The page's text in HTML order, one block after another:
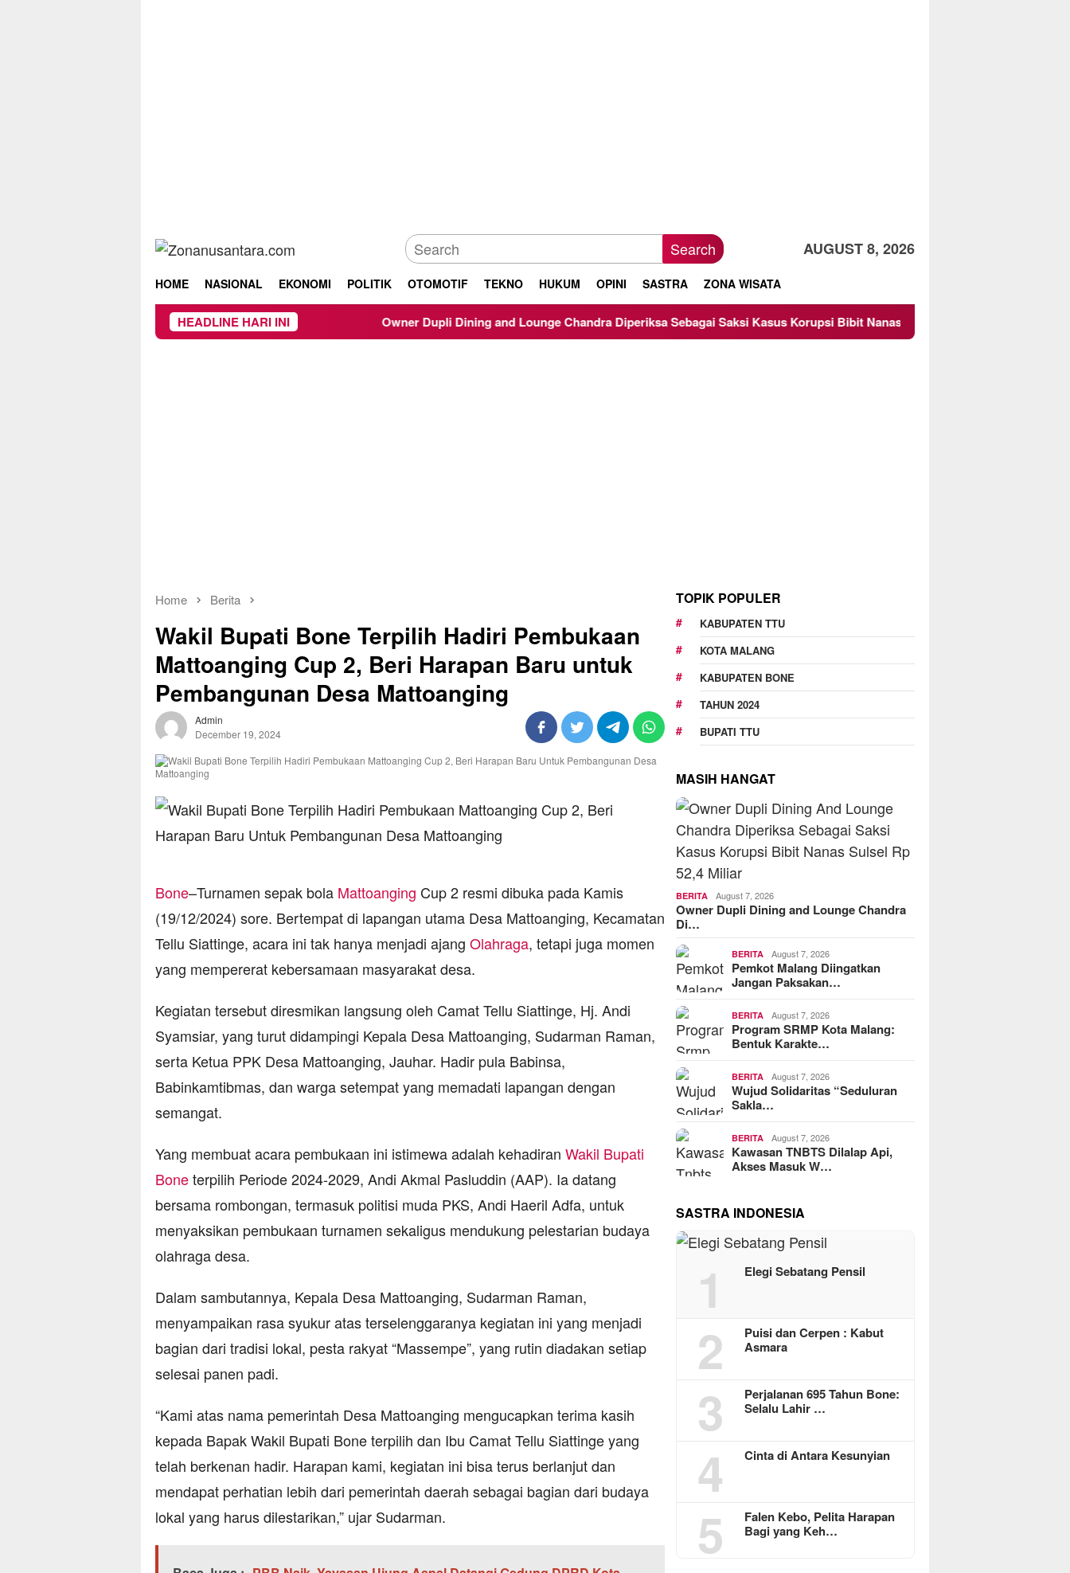
Search AUGUST 8, 2026
HOME NASIONAL EKONOMI POLITIK OTOMOTIF TEKNO HUKUM OPINI SASTRA ZONA WISATA
HEADLINE HARI INIOwner Dupli Dining and Lounge Chandra Diperiksa Sebagai Saksi Kasus Korupsi Bibit Nanas Sulsel Rp 52,4 Miliar
Home Berita
Wakil Bupati Bone Terpilih Hadiri Pembukaan
Mattoanging Cup 2, Beri Harapan Baru untuk
Pembangunan Desa Mattoanging
Admin
December 19, 2024
Bone–Turnamen sepak bola Mattoanging Cup 2 resmi dibuka pada Kamis
(19/12/2024) sore. Bertempat di lapangan utama Desa Mattoanging, Kecamatan
Tellu Siattinge, acara ini tak hanya menjadi ajang Olahraga, tetapi juga momen
yang mempererat kebersamaan masyarakat desa.
Kegiatan tersebut diresmikan langsung oleh Camat Tellu Siattinge, Hj. Andi
Syamsiar, yang turut didampingi Kepala Desa Mattoanging, Sudarman Raman,
serta Ketua PPK Desa Mattoanging, Jauhar. Hadir pula Babinsa,
Babinkamtibmas, dan warga setempat yang memadati lapangan dengan
semangat.
Yang membuat acara pembukaan ini istimewa adalah kehadiran Wakil Bupati
Boneterpilih Periode 2024-2029, Andi Akmal Pasluddin (AAP). Ia datang
bersama rombongan, termasuk politisi muda PKS, Andi Haeril Adfa, untuk
menyaksikan pembukaan turnamen sekaligus mendukung pelestarian budaya
olahraga desa.
Dalam sambutannya, Kepala Desa Mattoanging, Sudarman Raman,
menyampaikan rasa syukur atas terselenggaranya kegiatan ini yang menjadi
bagian dari tradisi lokal, pesta rakyat “Massempe”, yang rutin diadakan setiap
selesai panen padi.
“Kami atas nama pemerintah Desa Mattoanging mengucapkan terima kasih
kepada Bapak Wakil Bupati Bone terpilih dan Ibu Camat Tellu Siattinge yang
telah berkenan hadir. Harapan kami, kegiatan ini bisa terus berlanjut dan
mendapat perhatian lebih dari pemerintah daerah sebagai bagian dari budaya
lokal yang harus dilestarikan,” ujar Sudarman.
TOPIK POPULER
KABUPATEN TTU
KOTA MALANG
KABUPATEN BONE
TAHUN 2024
BUPATI TTU
MASIH HANGAT
BERITA August 7, 2026
Owner Dupli Dining and Lounge Chandra
Di…
BERITA August 7, 2026
Pemkot Malang Diingatkan
Jangan Paksakan…
BERITA August 7, 2026
Program SRMP Kota Malang:
Bentuk Karakte…
BERITA August 7, 2026
Wujud Solidaritas “Seduluran
Sakla…
BERITA August 7, 2026
Kawasan TNBTS Dilalap Api,
Akses Masuk W…
SASTRA INDONESIA
1 Elegi Sebatang Pensil
2
Puisi dan Cerpen : Kabut
Asmara
3
Perjalanan 695 Tahun Bone:
Selalu Lahir …
4 Cinta di Antara Kesunyian
5
Falen Kebo, Pelita Harapan
Bagi yang Keh…